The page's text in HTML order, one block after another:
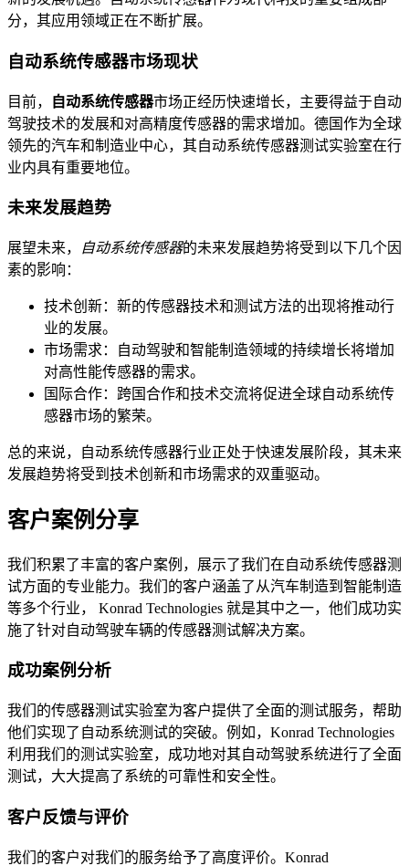
分，其应用领域正在不断扩展。
自动系统传感器市场现状
目前， 自动系统传感器市场正经历快速增长，主要得益于自动
驾驶技术的发展和对高精度传感器的需求增加。德国作为全球
领先的汽车和制造业中心，其自动系统传感器测试实验室在行
业内具有重要地位。
未来发展趋势
展望未来， 自动系统传感器的未来发展趋势将受到以下几个因
素的影响：
技术创新：新的传感器技术和测试方法的出现将推动行
业的发展。
市场需求：自动驾驶和智能制造领域的持续增长将增加
对高性能传感器的需求。
国际合作：跨国合作和技术交流将促进全球自动系统传
感器市场的繁荣。
总的来说，自动系统传感器行业正处于快速发展阶段，其未来
发展趋势将受到技术创新和市场需求的双重驱动。
客户案例分享
我们积累了丰富的客户案例，展示了我们在自动系统传感器测
试方面的专业能力。我们的客户涵盖了从汽车制造到智能制造
等多个行业， Konrad Technologies 就是其中之一，他们成功实
施了针对自动驾驶车辆的传感器测试解决方案。
成功案例分析
我们的传感器测试实验室为客户提供了全面的测试服务，帮助
他们实现了自动系统测试的突破。例如，Konrad Technologies
利用我们的测试实验室，成功地对其自动驾驶系统进行了全面
测试，大大提高了系统的可靠性和安全性。
客户反馈与评价
我们的客户对我们的服务给予了高度评价。Konrad